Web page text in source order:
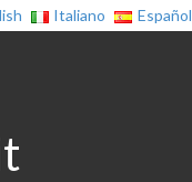
Italiano Español